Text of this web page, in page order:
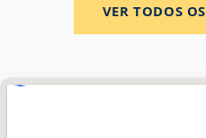
VER TODOS OS